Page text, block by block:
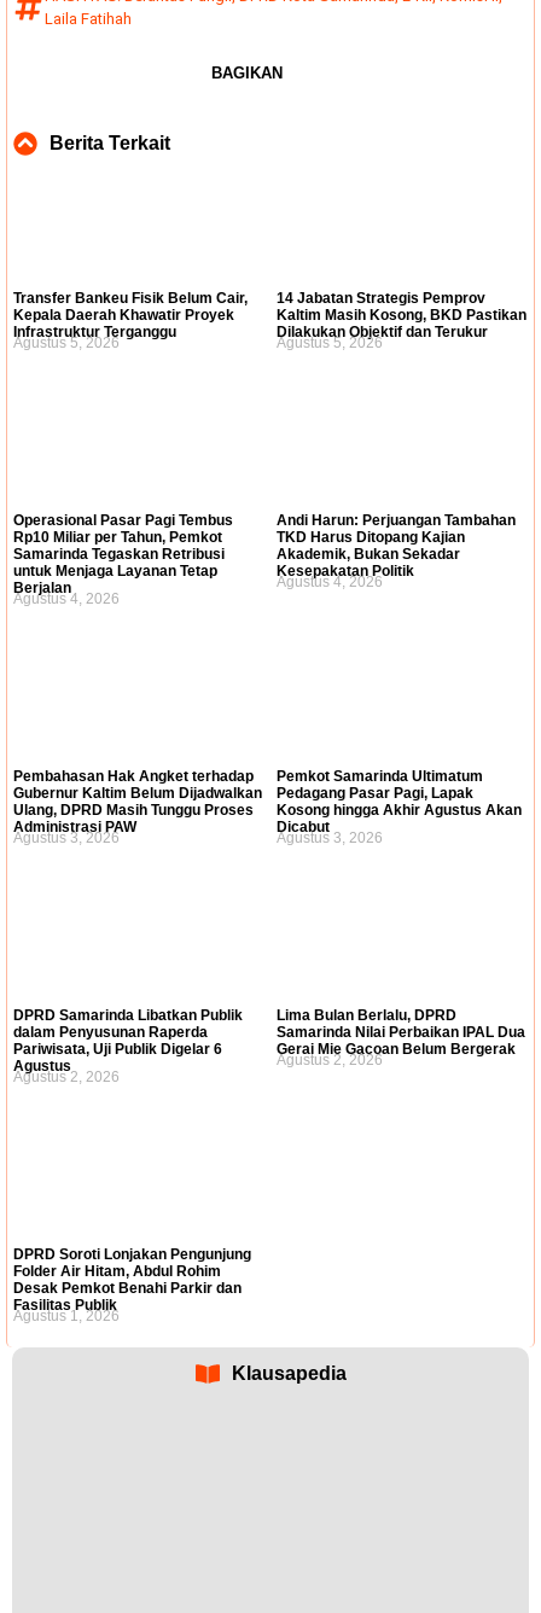
Laila Fatihah
BAGIKAN
Berita Terkait
Transfer Bankeu Fisik Belum Cair,
Kepala Daerah Khawatir Proyek
Infrastruktur Terganggu
Agustus 5, 2026
14 Jabatan Strategis Pemprov
Kaltim Masih Kosong, BKD Pastikan
Dilakukan Objektif dan Terukur
Agustus 5, 2026
Operasional Pasar Pagi Tembus
Rp10 Miliar per Tahun, Pemkot
Samarinda Tegaskan Retribusi
untuk Menjaga Layanan Tetap
Berjalan
Agustus 4, 2026
Andi Harun: Perjuangan Tambahan
TKD Harus Ditopang Kajian
Akademik, Bukan Sekadar
Kesepakatan Politik
Agustus 4, 2026
Pembahasan Hak Angket terhadap
Gubernur Kaltim Belum Dijadwalkan
Ulang, DPRD Masih Tunggu Proses
Administrasi PAW
Agustus 3, 2026
Pemkot Samarinda Ultimatum
Pedagang Pasar Pagi, Lapak
Kosong hingga Akhir Agustus Akan
Dicabut
Agustus 3, 2026
DPRD Samarinda Libatkan Publik
dalam Penyusunan Raperda
Pariwisata, Uji Publik Digelar 6
Agustus
Agustus 2, 2026
Lima Bulan Berlalu, DPRD
Samarinda Nilai Perbaikan IPAL Dua
Gerai Mie Gacoan Belum Bergerak
Agustus 2, 2026
DPRD Soroti Lonjakan Pengunjung
Folder Air Hitam, Abdul Rohim
Desak Pemkot Benahi Parkir dan
Fasilitas Publik
Agustus 1, 2026
Klausapedia